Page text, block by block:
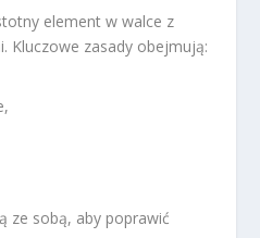
element w walce z
Kluczowe zasady obejmują:
ze sobą, aby poprawić